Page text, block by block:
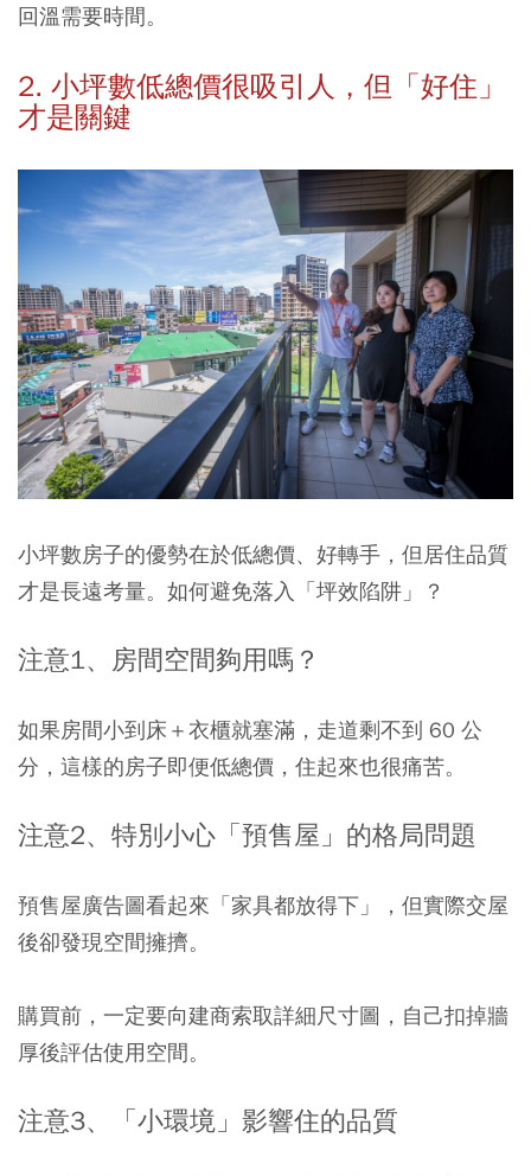
回溫需要時間。
2. 小坪數低總價很吸引人，但「好住」
才是關鍵
小坪數房子的優勢在於低總價、好轉手，但居住品質
才是長遠考量。如何避免落入「坪效陷阱」？
注意1、房間空間夠用嗎？
如果房間小到床＋衣櫃就塞滿，走道剩不到 60 公
分，這樣的房子即便低總價，住起來也很痛苦。
注意2、特別小心「預售屋」的格局問題
預售屋廣告圖看起來「家具都放得下」，但實際交屋
後卻發現空間擁擠。
購買前，一定要向建商索取詳細尺寸圖，自己扣掉牆
厚後評估使用空間。
注意3、「小環境」影響住的品質